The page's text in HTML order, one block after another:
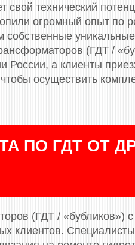
свой технический
огромный опыт по
(ГДТ /
России, а клиенты
осуществить
ПО ГДТ ОТ
(ГДТ / «бубликов») с
клиентов.